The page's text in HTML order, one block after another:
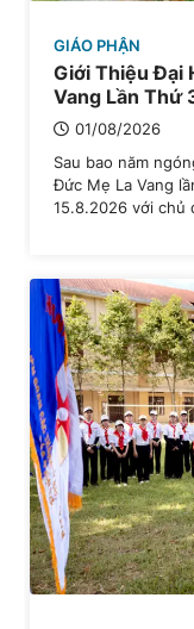
GIÁO PHẬN
Giới Thiệu Đại
Vang Lần Thứ
01/08/2026
Sau bao năm
Đức Mẹ La Vang
15.8.2026 với chủ